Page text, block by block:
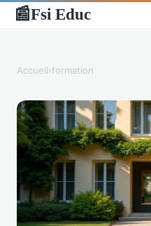
📰Fsi Educ
Accueil›formation